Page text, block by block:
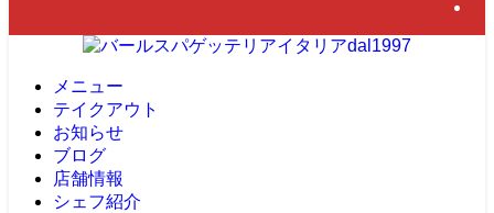
メニュー
テイクアウト
お知らせ
ブログ
店舗情報
シェフ紹介